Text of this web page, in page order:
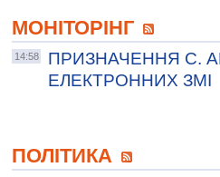
МОНІТОРІНГ
14:58
ПРИЗНАЧЕННЯ С.
ЕЛЕКТРОННИХ ЗМІ
ПОЛІТИКА